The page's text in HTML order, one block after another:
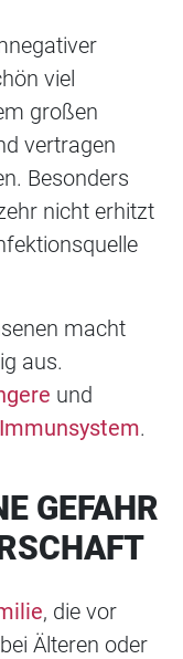
viel
großen
vertragen
Besonders
nicht erhitzt
macht
aus.
und
Immunsystem.
GEFAHR
, die vor
Älteren oder